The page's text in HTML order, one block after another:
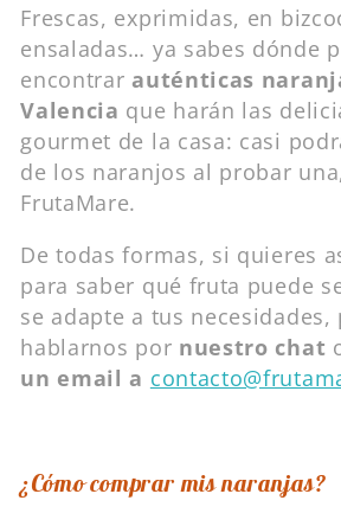
Frescas, exprimidas, en
ensaladas… ya sabes dónde
encontrar auténticas
Valencia que harán las
gourmet de la casa: casi
de los naranjos al probar
FrutaMare.
De todas formas, si quieres
para saber qué fruta puede
se adapte a tus necesidades,
hablarnos por nuestro chat
un email a
¿Cómo comprar mis naranjas?